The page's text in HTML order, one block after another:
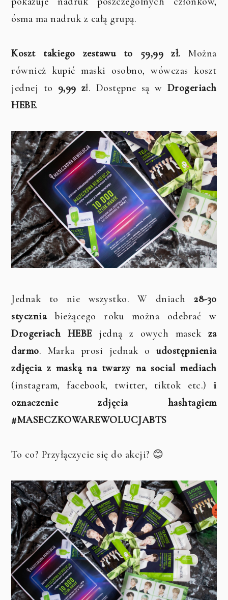
ósma ma nadruk z całą grupą.
Koszt takiego zestawu to 59,99 zł. Można
również kupić maski osobno, wówczas koszt
jednej to 9,99 zł. Dostępne są w Drogeriach
HEBE.
Jednak to nie wszystko. W dniach28-30
styczniabieżącego roku można odebrać w
Drogeriach HEBE jedną z owych masek za
darmo. Marka prosi jednak oudostępnienia
zdjęcia z maską na twarzy na social mediach
(instagram, facebook, twitter, tiktok etc.) i
oznaczenie zdjęcia hashtagiem
#MASECZKOWAREWOLUCJABTS
To co? Przyłączycie się do akcji? 😊